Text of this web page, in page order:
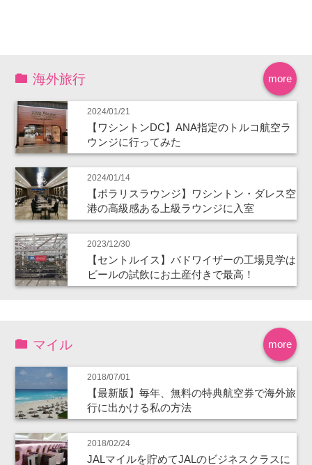
more
海外旅行
2024/01/21
【ワシントンDC】ANA指定のトルコ航空ラ
ウンジに行ってみた
2024/01/14
【ポラリスラウンジ】ワシントン・ダレス空
港の高級感ある上級ラウンジに入室
2023/12/30
【セントルイス】バドワイザーの工場見学は
ビールの試飲にお土産付きで最高！
more
マイル
2018/07/01
【最新版】毎年、無料の特典航空券で海外旅
行に出かける私の方法
2018/02/24
JALマイルを貯めてJALのビジネスクラスに